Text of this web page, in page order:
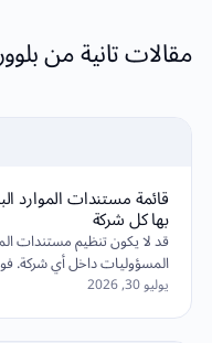
مقالات تانية من
قائمة مستندات الموارد
بها كل شركة
قد لا يكون تنظيم مستندات
المسؤوليات داخل أي شركة.
يوليو 30, 2026